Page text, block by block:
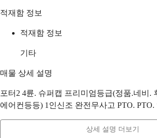
적재함 정보
적재함 정보
기타
매물 상세 설명
포터2 4륜. 슈퍼캡 프리미엄등급(정품.네비.
에어컨등등) 1인신조 완전무사고 PTO.
상세 설명 더보기